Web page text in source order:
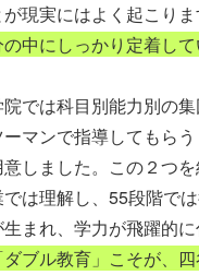
現実にはよく起こりま
中にしっかり定着し
では科目別能力別の
マンで指導してもら
しました。この２つ
では理解し、55段階で
まれ、学力が飛躍的に
ブル教育」こそが、